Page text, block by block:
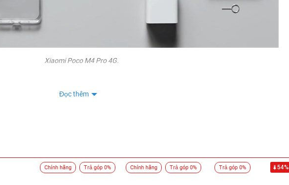
Xiaomi Poco M4 Pro 4G.
lên kệ tại Đức Huy với giá cam kết RẺ Nhất thị trường, ưu đãi trả góp 0%, thu cũ đổi mới
Đọc thêm
Chính hãng Trả góp 0% Chính hãng Trả góp 0% Trả góp 0% 54%